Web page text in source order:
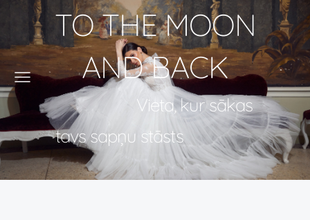
TO THE MOON
AND BACK
Vieta, kur sākas
tavs sapņu stāsts